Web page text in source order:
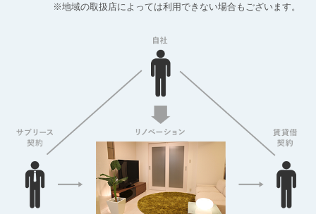
※地域の取扱店によっては利用できない場合もございます。